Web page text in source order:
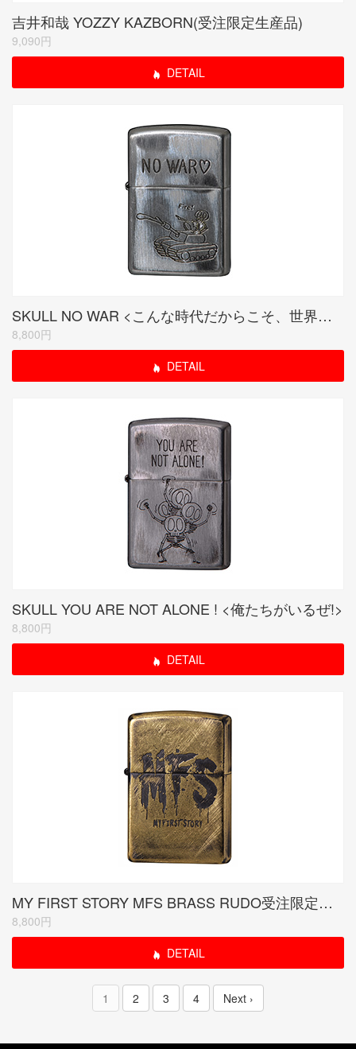
吉井和哉 YOZZY KAZBORN(受注限定生産品)
9,090円
DETAIL
SKULL NO WAR <こんな時代だからこそ、世界平和!>
8,800円
DETAIL
SKULL YOU ARE NOT ALONE ! <俺たちがいるぜ!>
8,800円
DETAIL
MY FIRST STORY MFS BRASS RUDO受注限定モデル<当サイトは紹介のみ>
8,800円
DETAIL
1 2 3 4 Next ›